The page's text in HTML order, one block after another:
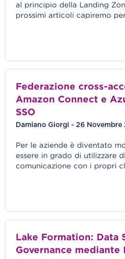
al principio della Landing
prossimi articoli capiremo
Federazione cross-
Amazon Connect e
SSO
Damiano Giorgi - 26 Novembre
Per le aziende è diventato
essere in grado di utilizzare
comunicazione con i propri
Lake Formation: Data
Governance mediante